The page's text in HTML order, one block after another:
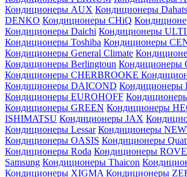
Кондиционеры AUX Кондиционеры
DENKO Кондиционеры CHiQ
Кондиционеры Daichi Кондиционеры
Кондиционеры Toshiba Кондиционеры
Кондиционеры General Climate
Кондиционеры Berlingtoun Кондиционеры
Кондиционеры CHERBROOKE
Кондиционеры DAICOND Кондиционеры
Кондиционеры EUROHOFF
Кондиционеры GREEN Кондиционеры
ISHIMATSU Кондиционеры JAX
Кондиционеры Lessar Кондиционеры
Кондиционеры OASIS Кондиционеры
Кондиционеры Roda Кондиционеры
Samsung Кондиционеры Thaicon
Кондиционеры XIGMA Кондиционеры